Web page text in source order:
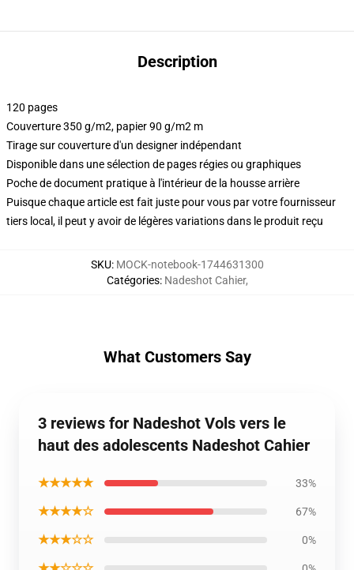
Description
120 pages
Couverture 350 g/m2, papier 90 g/m2 m
Tirage sur couverture d'un designer indépendant
Disponible dans une sélection de pages régies ou graphiques
Poche de document pratique à l'intérieur de la housse arrière
Puisque chaque article est fait juste pour vous par votre fournisseur
tiers local, il peut y avoir de légères variations dans le produit reçu
SKU: MOCK-notebook-1744631300
Catégories: Nadeshot Cahier,
What Customers Say
3 reviews for Nadeshot Vols vers le
haut des adolescents Nadeshot Cahier
★★★★★ 33%
★★★★☆ 67%
★★★☆☆ 0%